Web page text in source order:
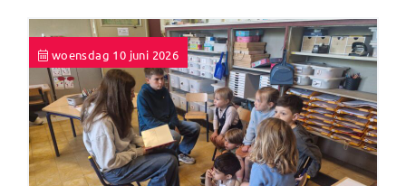
woensdag 10 juni 2026